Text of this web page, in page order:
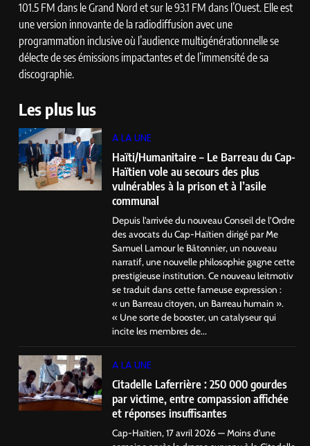
101.5 FM dans le Grand Nord et sur le 93.1 FM dans l’Ouest. Elle est
une version innovante de la radiodiffusion avec une
programmation inclusive où l’audience multigénérationnelle se
délecte de ses émissions impactantes et de l’immensité de sa
discographie.
Les plus lus
A LA UNE
Haïti/Humanitaire – Le Barreau du Cap-
Haïtien vole au secours des plus
vulnérables à la prison et à l’asile
communal
Depuis l’arrivée du nouveau Conseil de l’Ordre
des avocats du Cap-Haïtien dirigé par Me
Samuel Lamour le Bâtonnier, un nouveau
narratif, une nouvelle philosophie gagne cette
prestigieuse institution. Ce nouveau leitmotiv
se traduit dans cette fameuse expression :
« un Barreau citoyen, un Barreau humain ».
« Une sorte de booster, un catalyseur qui
incite les membres de...
A LA UNE
Citadelle Laferrière : 250 000 gourdes
par victime, entre compassion affichée
et réponses insuffisantes
Cap-Haïtien, 17 avril 2026 — Moins d’une